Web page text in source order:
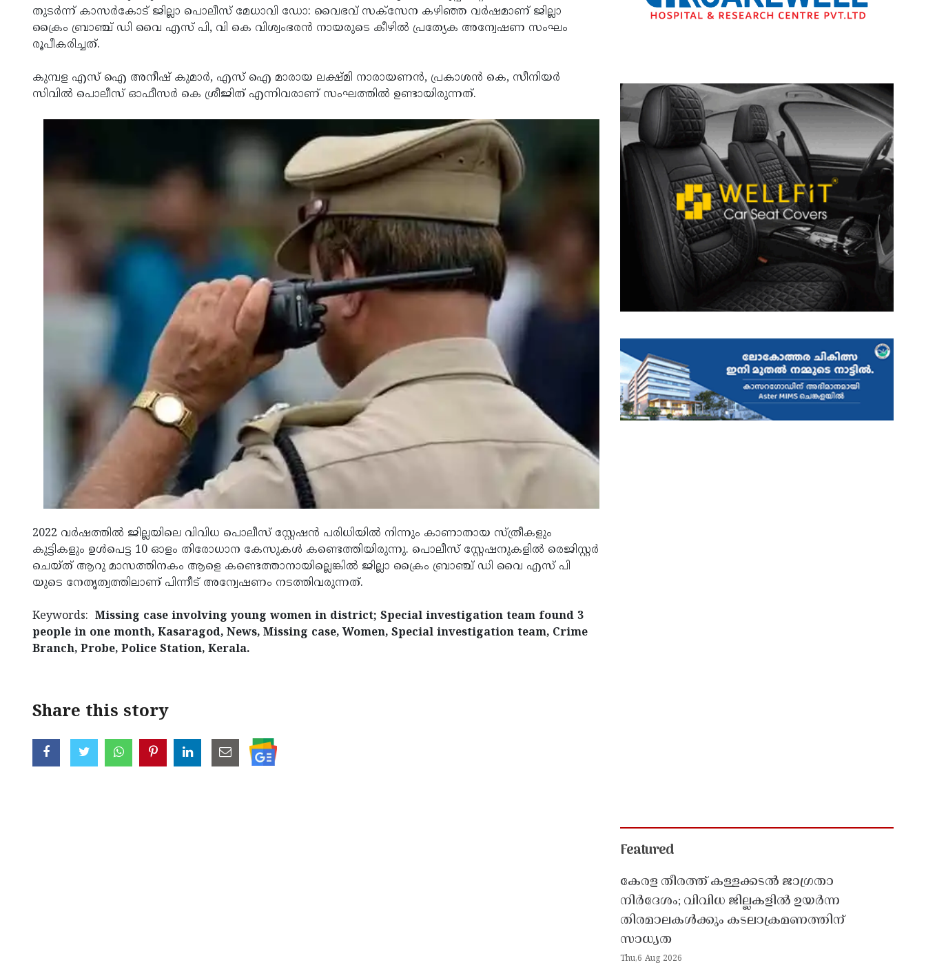
തുടര്‍ന്ന് കാസര്‍കോട് ജില്ലാ പൊലീസ് മേധാവി ഡോ: വൈഭവ് സക്‌സേന കഴിഞ്ഞ വര്‍ഷമാണ് ജില്ലാ
ക്രൈം ബ്രാഞ്ച് ഡി വൈ എസ് പി, വി കെ വിശ്വംഭരന്‍ നായരുടെ കീഴില്‍ പ്രത്യേക അന്വേഷണ സംഘം
രൂപീകരിച്ചത്.
കുമ്പള എസ് ഐ അനീഷ് കുമാര്‍, എസ് ഐ മാരായ ലക്ഷ്മി നാരായണന്‍, പ്രകാശന്‍ കെ, സീനിയര്‍
സിവില്‍ പൊലീസ് ഓഫീസര്‍ കെ ശ്രീജിത് എന്നിവരാണ് സംഘത്തില്‍ ഉണ്ടായിരുന്നത്.
2022 വര്‍ഷത്തില്‍ ജില്ലയിലെ വിവിധ പൊലീസ് സ്റ്റേഷന്‍ പരിധിയില്‍ നിന്നും കാണാതായ സ്ത്രീകളും
കുട്ടികളും ഉള്‍പെട്ട 10 ഓളം തിരോധാന കേസുകള്‍ കണ്ടെത്തിയിരുന്നു. പൊലീസ് സ്റ്റേഷനുകളില്‍ രെജിസ്റ്റര്‍
ചെയ്ത് ആറു മാസത്തിനകം ആളെ കണ്ടെത്താനായില്ലെങ്കില്‍ ജില്ലാ ക്രൈം ബ്രാഞ്ച് ഡി വൈ എസ് പി
യുടെ നേതൃത്വത്തിലാണ് പിന്നീട് അന്വേഷണം നടത്തിവരുന്നത്.
Keywords: Missing case involving young women in district; Special investigation team found 3
people in one month, Kasaragod, News, Missing case, Women, Special investigation team, Crime
Branch, Probe, Police Station, Kerala.
Share this story
Featured
കേരള തീരത്ത് കള്ളക്കടൽ ജാഗ്രതാ
നിർദേശം; വിവിധ ജില്ലകളിൽ ഉയർന്ന
തിരമാലകൾക്കും കടലാക്രമണത്തിന്
സാധ്യത
Thu,6 Aug 2026